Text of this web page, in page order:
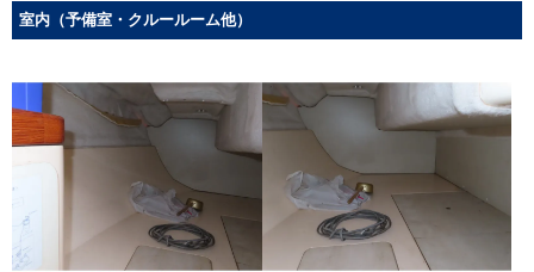
室内（予備室・クルールーム他）